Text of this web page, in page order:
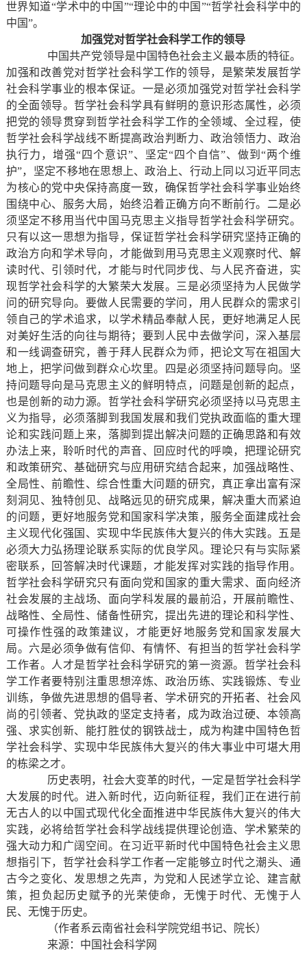
世界知道“学术中的中国”“理论中的中国”“哲学社会科学中的
中国”。
加强党对哲学社会科学工作的领导
中国共产党领导是中国特色社会主义最本质的特征。
加强和改善党对哲学社会科学工作的领导，是繁荣发展哲学
社会科学事业的根本保证。一是必须加强党对哲学社会科学
的全面领导。哲学社会科学具有鲜明的意识形态属性，必须
把党的领导贯穿到哲学社会科学工作的全领域、全过程，使
哲学社会科学战线不断提高政治判断力、政治领悟力、政治
执行力，增强“四个意识”、坚定“四个自信”、做到“两个维
护”，坚定不移地在思想上、政治上、行动上同以习近平同志
为核心的党中央保持高度一致，确保哲学社会科学事业始终
围绕中心、服务大局，始终沿着正确方向不断前行。二是必
须坚定不移用当代中国马克思主义指导哲学社会科学研究。
只有以这一思想为指导，保证哲学社会科学研究坚持正确的
政治方向和学术导向，才能做到用马克思主义观察时代、解
读时代、引领时代，才能与时代同步伐、与人民齐奋进，实
现哲学社会科学的大繁荣大发展。三是必须坚持为人民做学
问的研究导向。要做人民需要的学问，用人民群众的需求引
领自己的学术追求，以学术精品奉献人民，更好地满足人民
对美好生活的向往与期待；要到人民中去做学问，深入基层
和一线调查研究，善于拜人民群众为师，把论文写在祖国大
地上，把学问做到群众心坎里。四是必须坚持问题导向。坚
持问题导向是马克思主义的鲜明特点，问题是创新的起点，
也是创新的动力源。哲学社会科学研究必须坚持以马克思主
义为指导，必须落脚到我国发展和我们党执政面临的重大理
论和实践问题上来，落脚到提出解决问题的正确思路和有效
办法上来，聆听时代的声音、回应时代的呼唤，把理论研究
和政策研究、基础研究与应用研究结合起来，加强战略性、
全局性、前瞻性、综合性重大问题的研究，真正拿出富有深
刻洞见、独特创见、战略远见的研究成果，解决重大而紧迫
的问题，更好地服务党和国家科学决策，服务全面建成社会
主义现代化强国、实现中华民族伟大复兴的伟大实践。五是
必须大力弘扬理论联系实际的优良学风。理论只有与实际紧
密联系，回答解决时代课题，才能发挥对实践的指导作用。
哲学社会科学研究只有面向党和国家的重大需求、面向经济
社会发展的主战场、面向学科发展的最前沿，开展前瞻性、
战略性、全局性、储备性研究，提出先进的理论和科学性、
可操作性强的政策建议，才能更好地服务党和国家发展大
局。六是必须争做有信仰、有情怀、有担当的哲学社会科学
工作者。人才是哲学社会科学研究的第一资源。哲学社会科
学工作者要特别注重思想淬炼、政治历练、实践锻炼、专业
训练，争做先进思想的倡导者、学术研究的开拓者、社会风
尚的引领者、党执政的坚定支持者，成为政治过硬、本领高
强、求实创新、能打胜仗的钢铁战士，成为构建中国特色哲
学社会科学、实现中华民族伟大复兴的伟大事业中可堪大用
的栋梁之才。
历史表明，社会大变革的时代，一定是哲学社会科学
大发展的时代。进入新时代，迈向新征程，我们正在进行前
无古人的以中国式现代化全面推进中华民族伟大复兴的伟大
实践，必将给哲学社会科学战线提供理论创造、学术繁荣的
强大动力和广阔空间。在习近平新时代中国特色社会主义思
想指引下，哲学社会科学工作者一定能够立时代之潮头、通
古今之变化、发思想之先声，为党和人民述学立论、建言献
策，担负起历史赋予的光荣使命，无愧于时代、无愧于人
民、无愧于历史。
（作者系云南省社会科学院党组书记、院长）
来源：中国社会科学网